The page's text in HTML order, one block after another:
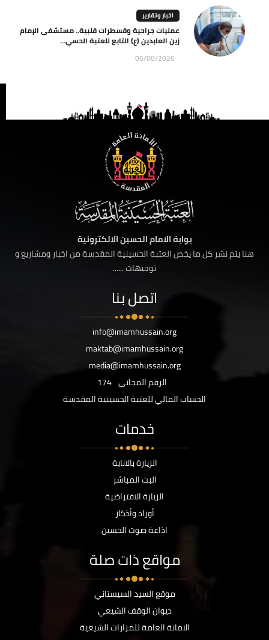
اخبار وتقارير
عمليات جراحية وقسطرات قلبية.. مستشفى الإمام
زين العابدين (ع) التابع للعتبة الحسي...
06/08/2026
بوابة الامام الحسين الالكترونية
هنا يتم نشر كل ما يخص العتبة الحسينية المقدسة من اخبار ومشاريع و
توجيهات ......
اتصل بنا
info@imamhussain.org
maktab@imamhussain.org
media@imamhussain.org
الرقم المجاني 174
الحساب المالي للعتبة الحسينية المقدسة
خدمات
الزيارة بالانابة
البث المباشر
الزيارة الافتراضية
أوراد وأذكار
اذاعة صوت الحسين
مواقع ذات صلة
موقع السيد السيستاني
ديوان الوقف الشيعي
الامانة العامة للمزارات الشيعية